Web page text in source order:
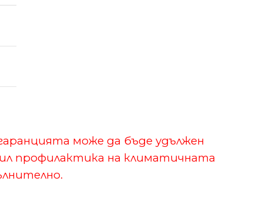
може да бъде удължен
профилактика на климатичната